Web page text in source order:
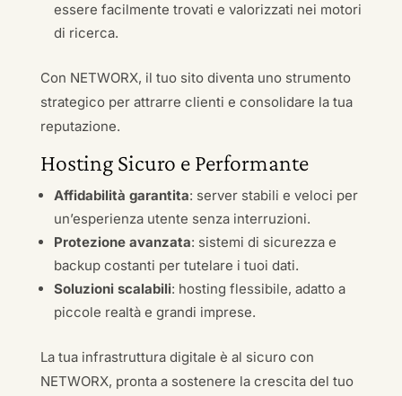
essere facilmente trovati e valorizzati nei motori
di ricerca.
Con NETWORX, il tuo sito diventa uno strumento
strategico per attrarre clienti e consolidare la tua
reputazione.
Hosting Sicuro e Performante
Affidabilità garantita: server stabili e veloci per
un’esperienza utente senza interruzioni.
Protezione avanzata: sistemi di sicurezza e
backup costanti per tutelare i tuoi dati.
Soluzioni scalabili: hosting flessibile, adatto a
piccole realtà e grandi imprese.
La tua infrastruttura digitale è al sicuro con
NETWORX, pronta a sostenere la crescita del tuo